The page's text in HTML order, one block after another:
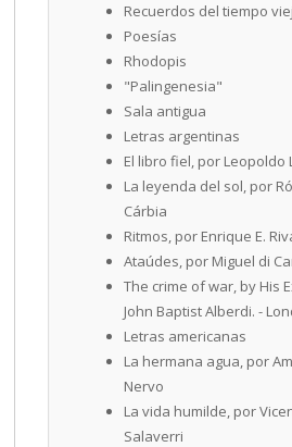
Recuerdos del tiempo
Poesías
Rhodopis
"Palingenesia"
Sala antigua
Letras argentinas
El libro fiel, por Leopoldo
La leyenda del sol, por
Cárbia
Ritmos, por Enrique E.
Ataúdes, por Miguel di
The crime of war, by His
John Baptist Alberdi. -
Letras americanas
La hermana agua, por
Nervo
La vida humilde, por
Salaverri